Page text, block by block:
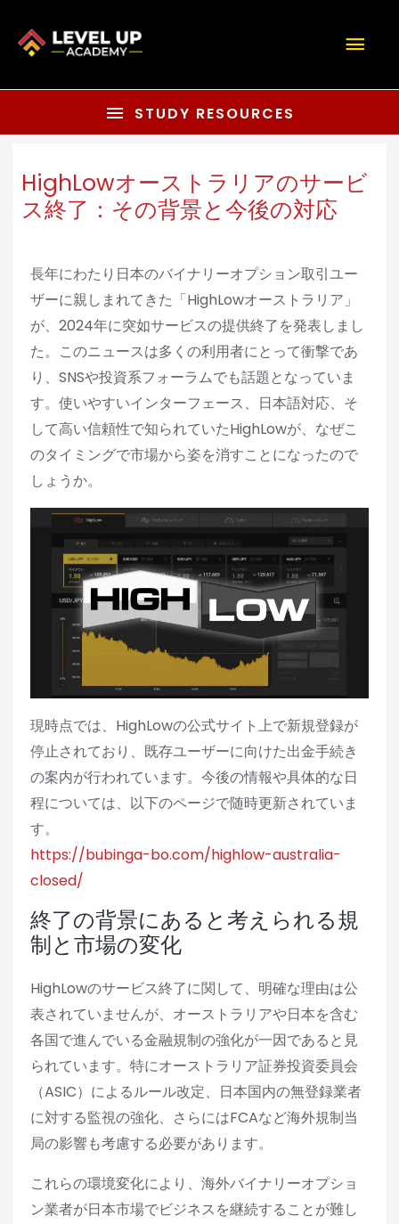
STUDY RESOURCES
HighLowオーストラリアのサービ
ス終了：その背景と今後の対応
長年にわたり日本のバイナリーオプション取引ユー
ザーに親しまれてきた「HighLowオーストラリア」
が、2024年に突如サービスの提供終了を発表しまし
た。このニュースは多くの利用者にとって衝撃であ
り、SNSや投資系フォーラムでも話題となっていま
す。使いやすいインターフェース、日本語対応、そ
して高い信頼性で知られていたHighLowが、なぜこ
のタイミングで市場から姿を消すことになったので
しょうか。
現時点では、HighLowの公式サイト上で新規登録が
停止されており、既存ユーザーに向けた出金手続き
の案内が行われています。今後の情報や具体的な日
程については、以下のページで随時更新されていま
す。
https://bubinga-bo.com/highlow-australia-
closed/
終了の背景にあると考えられる規
制と市場の変化
HighLowのサービス終了に関して、明確な理由は公
表されていませんが、オーストラリアや日本を含む
各国で進んでいる金融規制の強化が一因であると見
られています。特にオーストラリア証券投資委員会
（ASIC）によるルール改定、日本国内の無登録業者
に対する監視の強化、さらにはFCAなど海外規制当
局の影響も考慮する必要があります。
これらの環境変化により、海外バイナリーオプショ
ン業者が日本市場でビジネスを継続することが難し